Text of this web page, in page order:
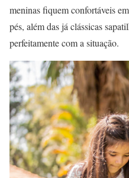
meninas fiquem confortáveis
pés, além das já clássicas
perfeitamente com a situação.